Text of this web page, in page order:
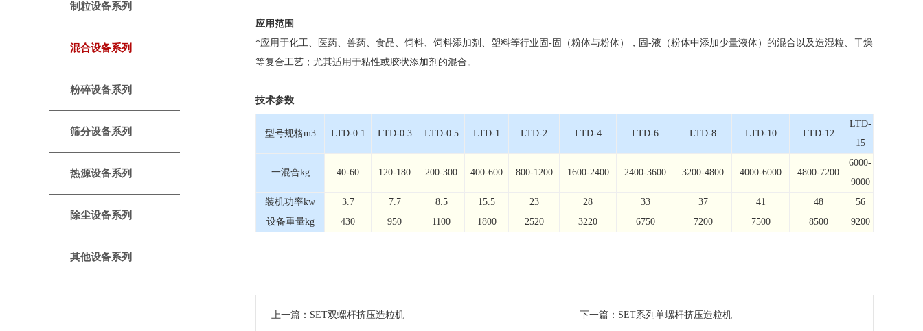
制粒设备系列
混合设备系列
粉碎设备系列
筛分设备系列
热源设备系列
除尘设备系列
其他设备系列
应用范围
*应用于化工、医药、兽药、食品、饲料、饲料添加剂、塑料等行业固-固（粉体与粉体），固-液（粉体中添加少量液体）的混合以及造湿粒、干燥
等复合工艺；尤其适用于粘性或胶状添加剂的混合。
技术参数
型号规格m3 LTD-0.1 LTD-0.3 LTD-0.5 LTD-1 LTD-2 LTD-4 LTD-6 LTD-8 LTD-10 LTD-12
LTD-
15
一混合kg 40-60 120-180 200-300 400-600 800-1200 1600-2400 2400-3600 3200-4800 4000-6000 4800-7200
6000-
9000
装机功率kw
3.7 7.7 8.5 15.5 23 28 33 37 41 48
56
设备重量kg
430 950 1100 1800 2520 3220 6750 7200 7500 8500 9200
上一篇： SET双螺杆挤压造粒机 下一篇： SET系列单螺杆挤压造粒机